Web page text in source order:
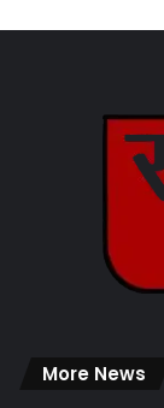
More News